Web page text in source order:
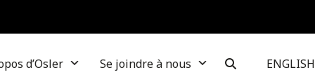
d’Osler Se joindre à nous ENGLISH